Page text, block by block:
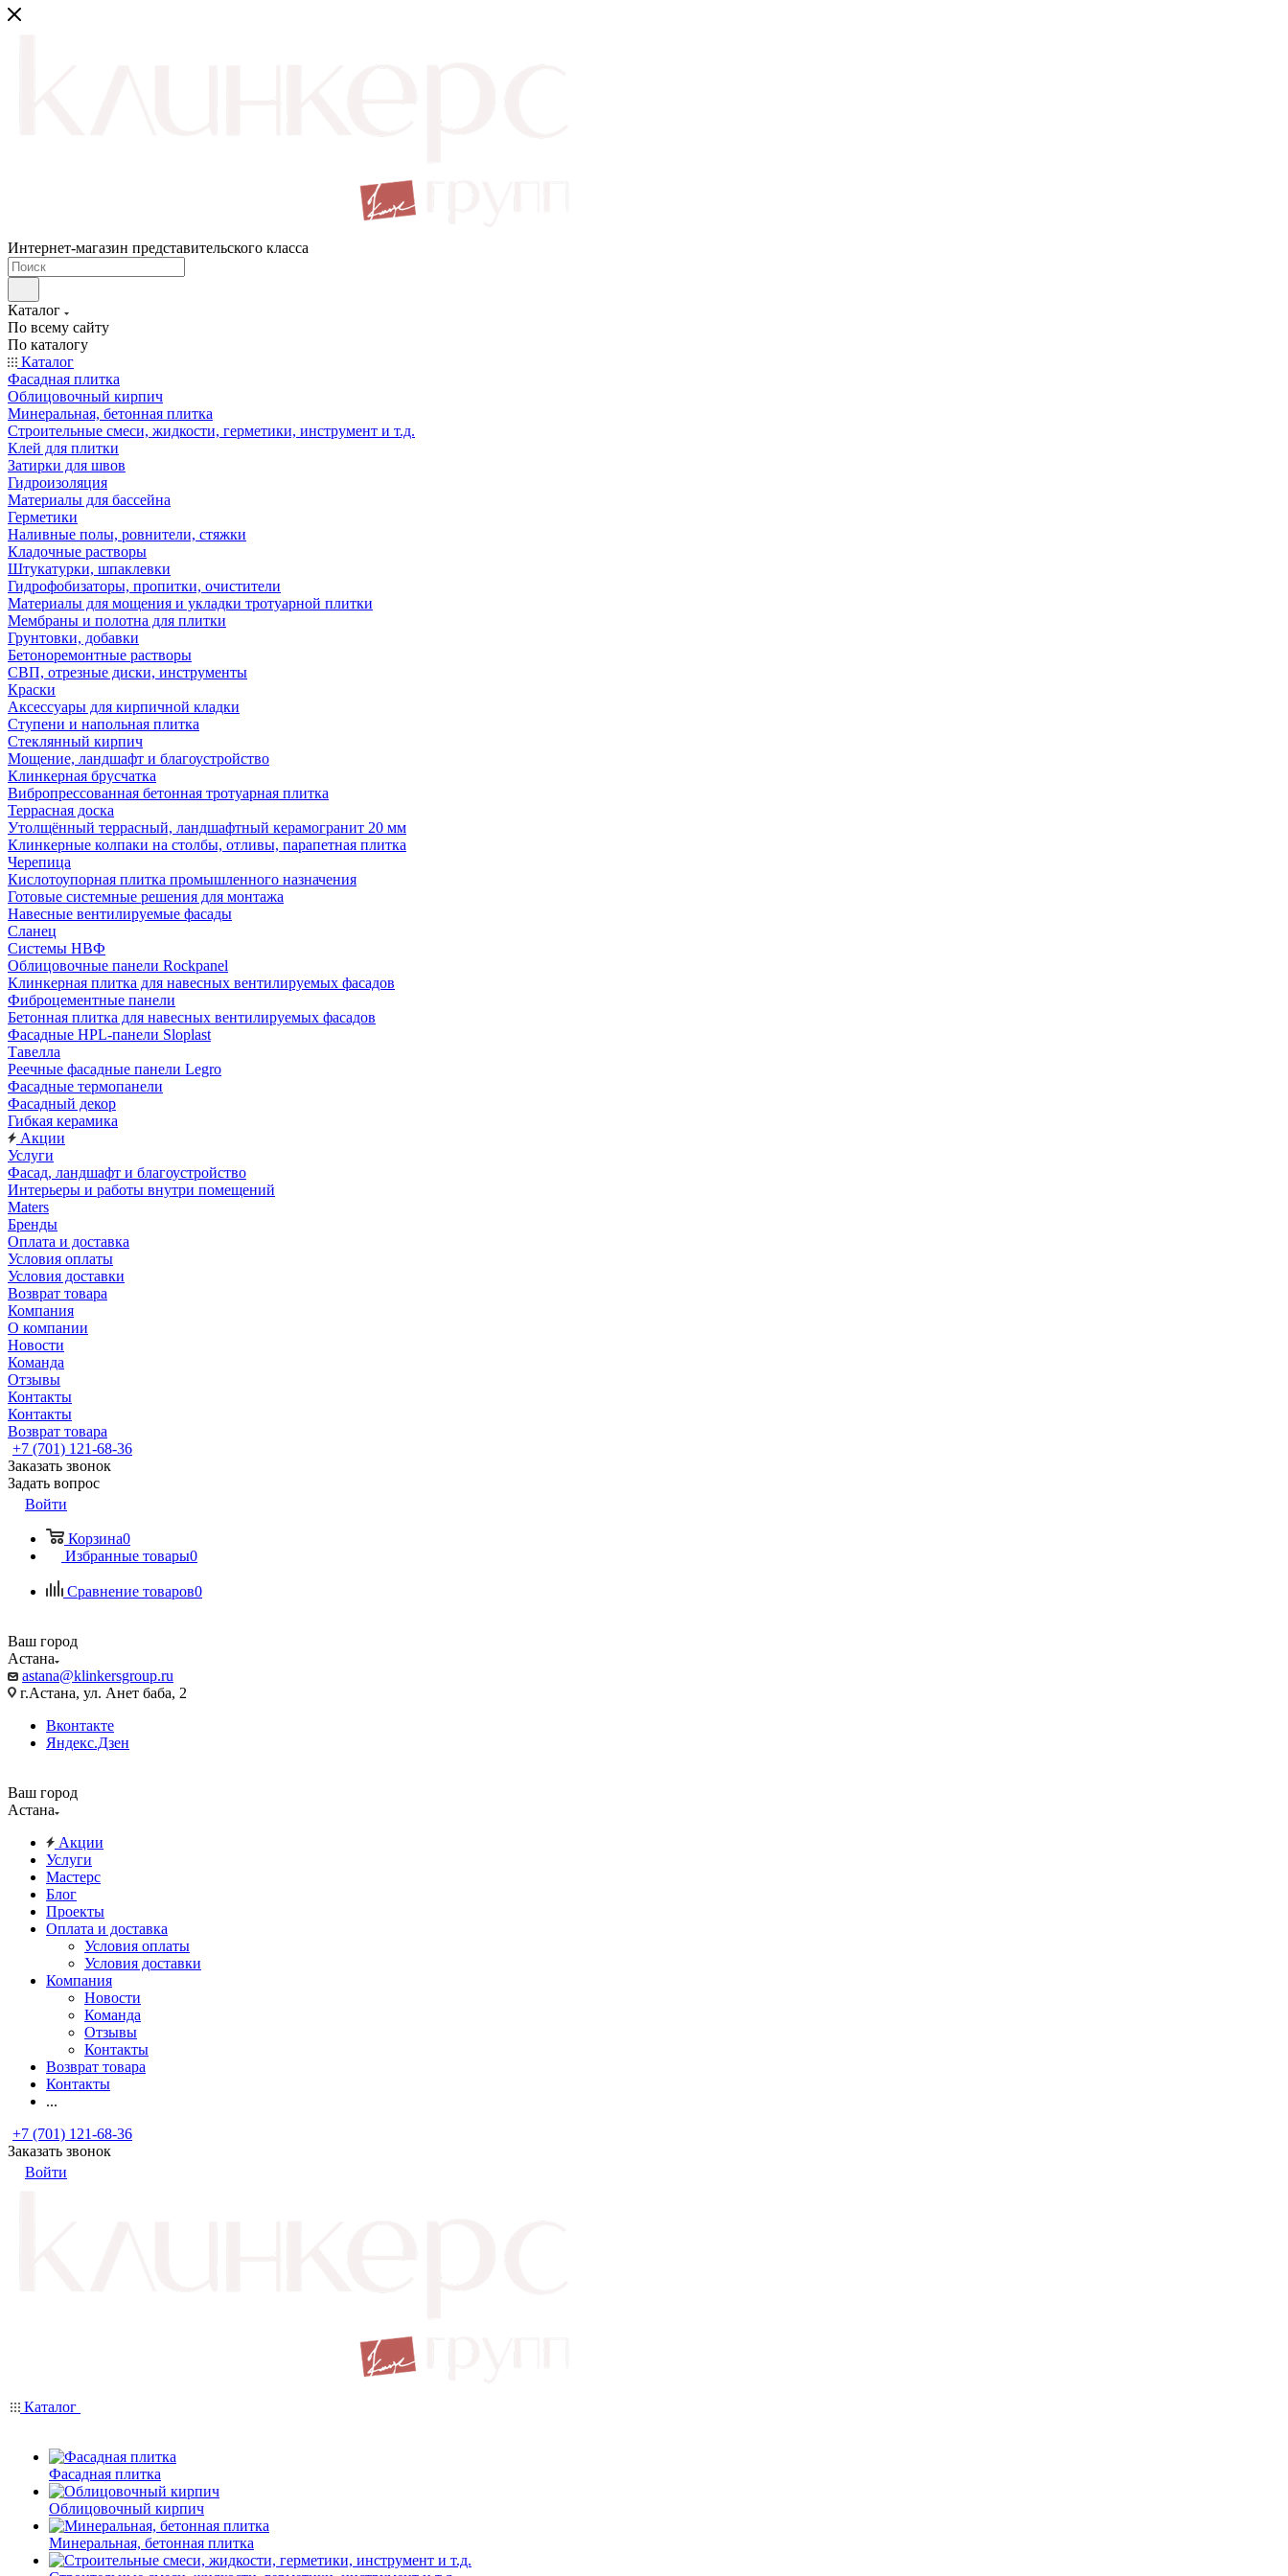
Интернет-магазин представительского класса
Каталог
По всему сайту
По каталогу
Каталог
Фасадная плитка
Облицовочный кирпич
Минеральная, бетонная плитка
Строительные смеси, жидкости, герметики, инструмент и т.д.
Клей для плитки
Затирки для швов
Гидроизоляция
Материалы для бассейна
Герметики
Наливные полы, ровнители, стяжки
Кладочные растворы
Штукатурки, шпаклевки
Гидрофобизаторы, пропитки, очистители
Материалы для мощения и укладки тротуарной плитки
Мембраны и полотна для плитки
Грунтовки, добавки
Бетоноремонтные растворы
СВП, отрезные диски, инструменты
Краски
Аксессуары для кирпичной кладки
Ступени и напольная плитка
Cтеклянный кирпич
Мощение, ландшафт и благоустройство
Клинкерная брусчатка
Вибропрессованная бетонная тротуарная плитка
Террасная доска
Утолщённый террасный, ландшафтный керамогранит 20 мм
Клинкерные колпаки на столбы, отливы, парапетная плитка
Черепица
Кислотоупорная плитка промышленного назначения
Готовые системные решения для монтажа
Навесные вентилируемые фасады
Сланец
Системы НВФ
Облицовочные панели Rockpanel
Клинкерная плитка для навесных вентилируемых фасадов
Фиброцементные панели
Бетонная плитка для навесных вентилируемых фасадов
Фасадные HPL-панели Sloplast
Тавелла
Реечные фасадные панели Legro
Фасадные термопанели
Фасадный декор
Гибкая керамика
Акции
Услуги
Фасад, ландшафт и благоустройство
Интерьеры и работы внутри помещений
Maters
Бренды
Оплата и доставка
Условия оплаты
Условия доставки
Возврат товара
Компания
О компании
Новости
Команда
Отзывы
Контакты
Контакты
Возврат товара
+7 (701) 121-68-36
Заказать звонок
Задать вопрос
Войти
Корзина0
Избранные товары0
Сравнение товаров0
Ваш город
Астана
astana@klinkersgroup.ru
г.Астана, ул. Анет баба, 2
Вконтакте
Яндекс.Дзен
Ваш город
Астана
Акции
Услуги
Мастерс
Блог
Проекты
Оплата и доставка
Условия оплаты
Условия доставки
Компания
Новости
Команда
Отзывы
Контакты
Возврат товара
Контакты
...
+7 (701) 121-68-36
Заказать звонок
Войти
Каталог
Фасадная плитка
Облицовочный кирпич
Минеральная, бетонная плитка